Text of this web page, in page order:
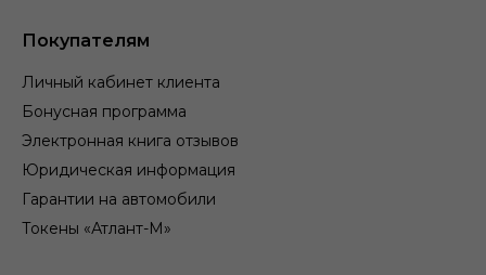
Покупателям
Личный кабинет клиента
Бонусная программа
Электронная книга отзывов
Юридическая информация
Гарантии на автомобили
Токены «Атлант-М»